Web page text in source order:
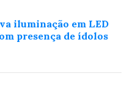
iluminação em LED
presença de ídolos